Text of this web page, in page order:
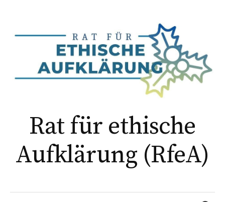
Inhalt
Rat für ethische
Aufklärung (RfeA)
Suchen